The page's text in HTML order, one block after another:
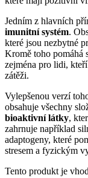
Jedním z hlavních
imunitní systém.
které jsou nezbytné
Kromě toho pomáhá
zejména pro lidi,
zátěži.
Vylepšenou verzí
obsahuje všechny
bioaktivní látky,
zahrnuje například
adaptogeny, které
stresem a fyzickým
Tento produkt je